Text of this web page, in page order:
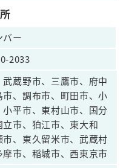
バー
2033
武蔵野市、三鷹市、府中
市、調布市、町田市、小
小平市、東村山市、国分
立市、狛江市、東大和
市、東久留米市、武蔵村
摩市、稲城市、西東京市